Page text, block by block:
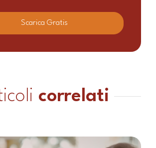
Scarica Gratis
correlati